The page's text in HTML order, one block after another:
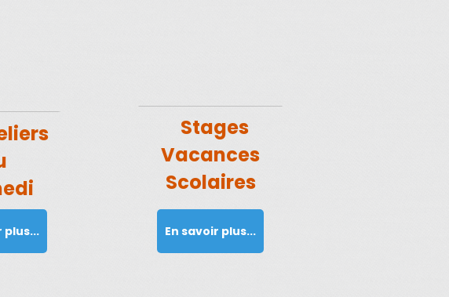
Stages
Vacances
Scolaires
plus... En savoir plus...